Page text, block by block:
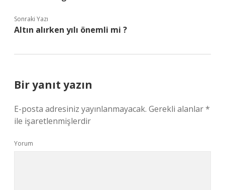
Sonraki Yazı
Altın alırken yılı önemli mi ?
Bir yanıt yazın
E-posta adresiniz yayınlanmayacak. Gerekli alanlar*
ile işaretlenmişlerdir
Yorum